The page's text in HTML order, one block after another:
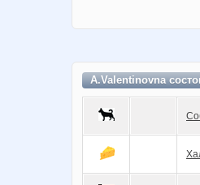
A.Valentinovna